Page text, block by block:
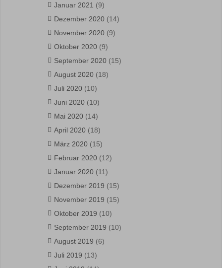
Januar 2021 (9)
Dezember 2020 (14)
November 2020 (9)
Oktober 2020 (9)
September 2020 (15)
August 2020 (18)
Juli 2020 (10)
Juni 2020 (10)
Mai 2020 (14)
April 2020 (18)
März 2020 (15)
Februar 2020 (12)
Januar 2020 (11)
Dezember 2019 (15)
November 2019 (15)
Oktober 2019 (10)
September 2019 (10)
August 2019 (6)
Juli 2019 (13)